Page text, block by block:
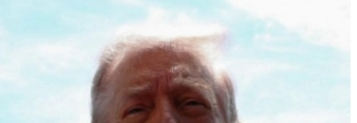
من لبنان
ثقافة ومجتمع
منوعات